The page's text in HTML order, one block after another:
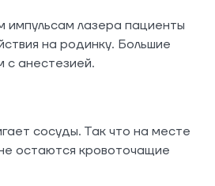
импульсам лазера пациенты
на родинку. Большие
с анестезией.
сосуды. Так что на месте
остаются кровоточащие